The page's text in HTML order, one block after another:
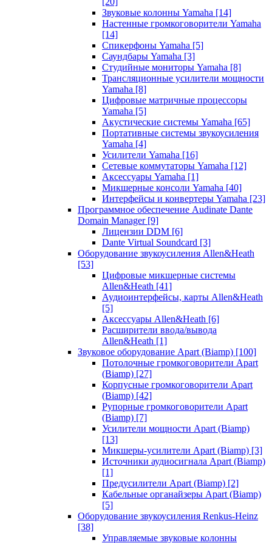
Звуковые колонны Yamaha [14]
Настенные громкоговорители Yamaha
[14]
Спикерфоны Yamaha [5]
Саундбары Yamaha [3]
Студийные мониторы Yamaha [8]
Трансляционные усилители мощности
Yamaha [8]
Цифровые матричные процессоры
Yamaha [5]
Акустические системы Yamaha [65]
Портативные системы звукоусиления
Yamaha [4]
Усилители Yamaha [16]
Сетевые коммутаторы Yamaha [12]
Аксессуары Yamaha [1]
Микшерные консоли Yamaha [40]
Интерфейсы и конвертеры Yamaha [23]
Программное обеспечение Audinate Dante
Domain Manager [9]
Лицензии DDM [6]
Dante Virtual Soundcard [3]
Оборудование звукоусиления Allen&Heath
[53]
Цифровые микшерные системы
Allen&Heath [41]
Аудиоинтерфейсы, карты Allen&Heath
[5]
Аксессуары Allen&Heath [6]
Расширители ввода/вывода
Allen&Heath [1]
Звуковое оборудование Apart (Biamp) [100]
Потолочные громкоговорители Apart
(Biamp) [27]
Корпусные громкоговорители Apart
(Biamp) [42]
Рупорные громкоговорители Apart
(Biamp) [7]
Усилители мощности Apart (Biamp)
[13]
Микшеры-усилители Apart (Biamp) [3]
Источники аудиосигнала Apart (Biamp)
[1]
Предусилители Apart (Biamp) [2]
Кабельные органайзеры Apart (Biamp)
[5]
Оборудование звукоусиления Renkus-Heinz
[38]
Управляемые звуковые колонны